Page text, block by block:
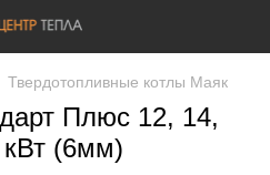
Твердотопливные котлы Маяк
Плюс 12, 14,
(6мм)